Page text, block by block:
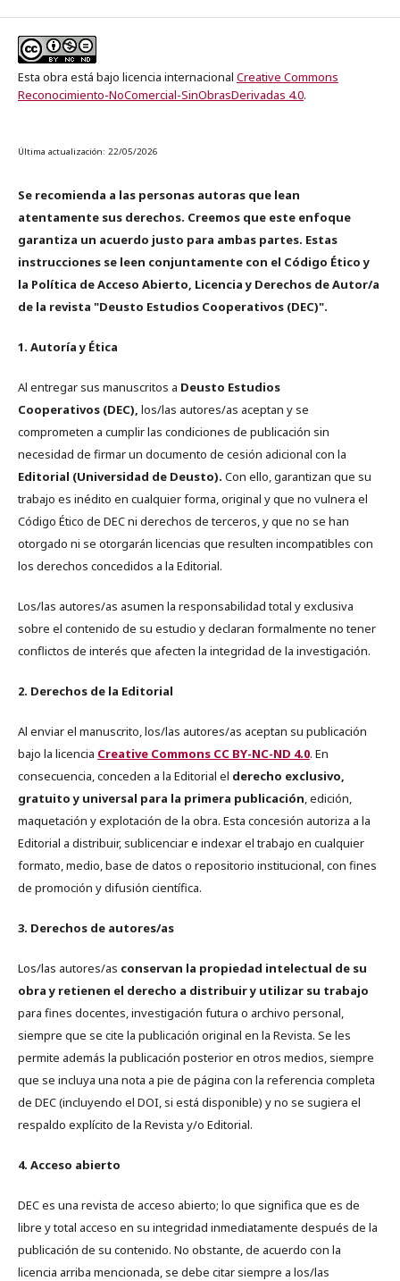
Esta obra está bajo licencia internacional Creative Commons
Reconocimiento-NoComercial-SinObrasDerivadas 4.0.
Última actualización: 22/05/2026
Se recomienda a las personas autoras que lean
atentamente sus derechos. Creemos que este enfoque
garantiza un acuerdo justo para ambas partes. Estas
instrucciones se leen conjuntamente con el Código Ético y
la Política de Acceso Abierto, Licencia y Derechos de Autor/a
de la revista "Deusto Estudios Cooperativos (DEC)".
1. Autoría y Ética
Al entregar sus manuscritos a Deusto Estudios
Cooperativos (DEC), los/las autores/as aceptan y se
comprometen a cumplir las condiciones de publicación sin
necesidad de firmar un documento de cesión adicional con la
Editorial (Universidad de Deusto). Con ello, garantizan que su
trabajo es inédito en cualquier forma, original y que no vulnera el
Código Ético de DEC ni derechos de terceros, y que no se han
otorgado ni se otorgarán licencias que resulten incompatibles con
los derechos concedidos a la Editorial.
Los/las autores/as asumen la responsabilidad total y exclusiva
sobre el contenido de su estudio y declaran formalmente no tener
conflictos de interés que afecten la integridad de la investigación.
2. Derechos de la Editorial
Al enviar el manuscrito, los/las autores/as aceptan su publicación
bajo la licencia Creative Commons CC BY-NC-ND 4.0. En
consecuencia, conceden a la Editorial el derecho exclusivo,
gratuito y universal para la primera publicación, edición,
maquetación y explotación de la obra. Esta concesión autoriza a la
Editorial a distribuir, sublicenciar e indexar el trabajo en cualquier
formato, medio, base de datos o repositorio institucional, con fines
de promoción y difusión científica.
3. Derechos de autores/as
Los/las autores/as conservan la propiedad intelectual de su
obra y retienen el derecho a distribuir y utilizar su trabajo
para fines docentes, investigación futura o archivo personal,
siempre que se cite la publicación original en la Revista. Se les
permite además la publicación posterior en otros medios, siempre
que se incluya una nota a pie de página con la referencia completa
de DEC (incluyendo el DOI, si está disponible) y no se sugiera el
respaldo explícito de la Revista y/o Editorial.
4. Acceso abierto
DEC es una revista de acceso abierto; lo que significa que es de
libre y total acceso en su integridad inmediatamente después de la
publicación de su contenido. No obstante, de acuerdo con la
licencia arriba mencionada, se debe citar siempre a los/las